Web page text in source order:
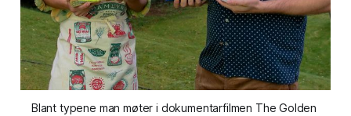
Blant typene man møter i dokumentarfilmen The Golden